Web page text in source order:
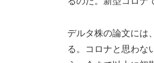
デルタ株の論文には
る。コロナと思わな